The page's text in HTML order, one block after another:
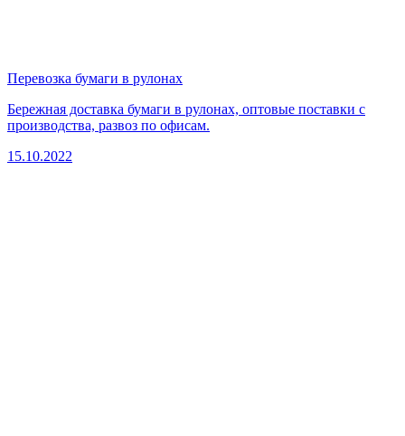
Перевозка бумаги в рулонах
Бережная доставка бумаги в рулонах, оптовые поставки с
производства, развоз по офисам.
15.10.2022